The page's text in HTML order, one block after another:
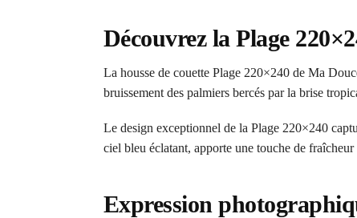
Découvrez la Plage
La housse de couette Plage 220×240 de Ma
bruissement des palmiers bercés par la brise
Le design exceptionnel de la Plage 220×240
ciel bleu éclatant, apporte une touche de fraîcheur
Expression